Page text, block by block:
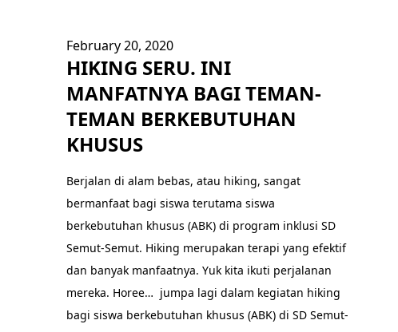
February 20, 2020
HIKING SERU. INI
MANFATNYA BAGI TEMAN-
TEMAN BERKEBUTUHAN
KHUSUS
Berjalan di alam bebas, atau hiking, sangat
bermanfaat bagi siswa terutama siswa
berkebutuhan khusus (ABK) di program inklusi SD
Semut-Semut. Hiking merupakan terapi yang efektif
dan banyak manfaatnya. Yuk kita ikuti perjalanan
mereka. Horee… jumpa lagi dalam kegiatan hiking
bagi siswa berkebutuhan khusus (ABK) di SD Semut-